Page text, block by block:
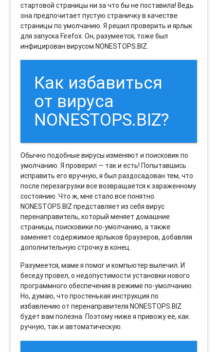
стартовой страницы ни за что бы не поставила! Ведь
она предпочитает пустую страничку в качестве
страницы по умолчанию. Я решил проверить и ярлык
для запуска Firefox. Он, разумеется, тоже был
инфицирован вирусом NONESTOPS.BIZ.
Как избавиться
от вируса
NONESTOPS.BIZ?
Обычно подобные вирусы изменяют и поисковик по
умолчанию. Я проверил — так и есть! Попытавшись
исправить его вручную, я был раздосадован тем, что
после перезагрузки все возвращается к зараженному
состоянию. Что ж, мне стало все понятно.
NONESTOPS.BIZ представляет из себя вирус
перенаправитель, который меняет домашние
страницы, поисковики по-умолчанию, а также
заменяет содержимое ярлыков браузеров, добавляя
дополнительную строчку в конец.
Разумеется, маме я помог и компьютер вылечил. И
беседу провел, о недопустимости установки нового
программного обеспечения в режиме по-умолчанию.
Но, думаю, что простенькая инструкция по
избавлению от перенаправителя NONESTOPS.BIZ
будет вам полезна. Поэтому ниже я привожу ее, как
ручную, так и автоматическую.